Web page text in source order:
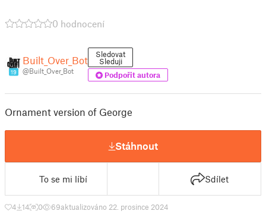
0 hodnocení
19
Built_Over_Bot
@Built_Over_Bot
Sledovat
Sleduji
Podpořit autora
Ornament version of George
Stáhnout
To se mi líbí Sdílet
4 14 0 69aktualizováno 22. prosince 2024